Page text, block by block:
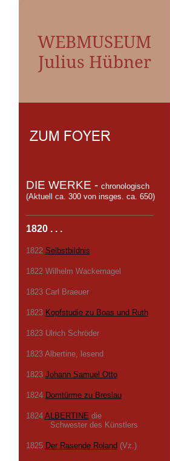
WEBMUSEUM
Julius Hübner
DIE WERKE - chronologisch
(Aktuell ca. 300 von insges. ca. 650)
1820 . . .
1822 Selbstbildnis
1822 Wilhelm Wackernagel
1823 Carl Braeuer
1823 Kopfstudie zu Boas und Ruth
1823 Ulrich Schröder
1823 Albertine, lesend
1823 Johann Samuel Otto
1824 Domtürme zu Breslau
1824 ALBERTINE die
Schwester des Künstlers
1825 Der Rasende Roland (Vz.)